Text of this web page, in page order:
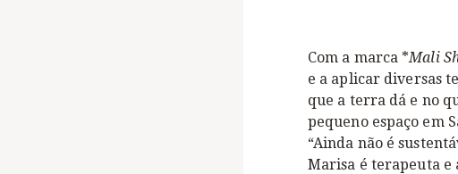
Com a marca *Mali
e a aplicar diversas
que a terra dá e no
pequeno espaço em
“Ainda não é
Marisa é terapeuta e